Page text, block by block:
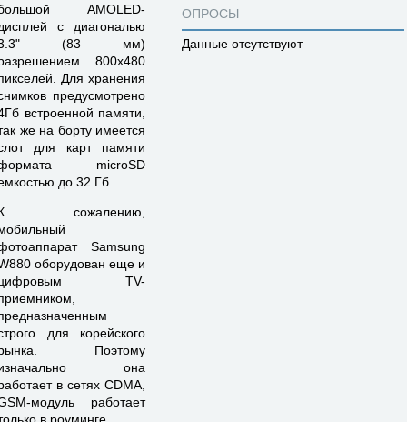
AMOLED-
с диагональю
(83 мм)
800х480
Для хранения
предусмотрено
встроенной памяти,
же на борту имеется
для карт памяти
microSD
до 32 Гб.
сожалению,
Samsung
оборудован еще и
TV-
для корейского
Поэтому
она
в сетях CDMA,
модуль работает
в роуминге.
ОПРОСЫ
Данные отсутствуют